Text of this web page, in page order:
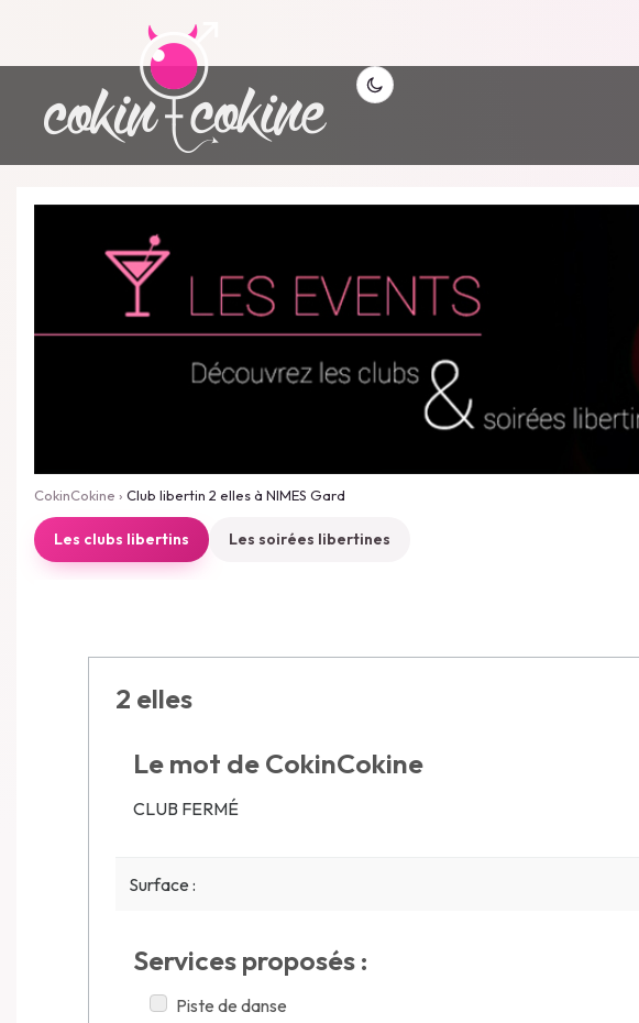
CokinCokine › Club libertin 2 elles à NIMES Gard
Les clubs libertins Les soirées libertines
2 elles
Le mot de CokinCokine
CLUB FERMÉ
Surface :
Services proposés :
Piste de danse